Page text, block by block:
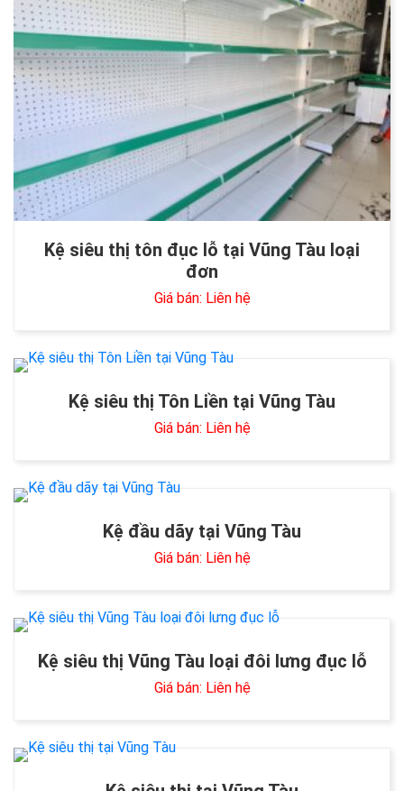
Kệ siêu thị tôn đục lỗ tại Vũng Tàu loại
đơn
Giá bán: Liên hệ
Kệ siêu thị Tôn Liền tại Vũng Tàu
Giá bán: Liên hệ
Kệ đầu dãy tại Vũng Tàu
Giá bán: Liên hệ
Kệ siêu thị Vũng Tàu loại đôi lưng đục lỗ
Giá bán: Liên hệ